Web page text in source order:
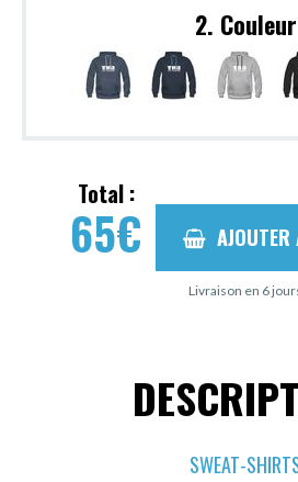
2. Couleur
Total :
65€ AJOUTER
Livraison en 6
SWEAT-